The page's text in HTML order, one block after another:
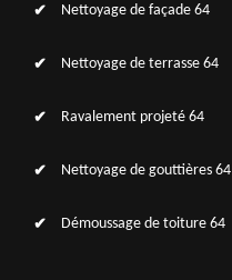
Nettoyage de façade 64
Nettoyage de terrasse 64
Ravalement projeté 64
Nettoyage de gouttières 64
Démoussage de toiture 64